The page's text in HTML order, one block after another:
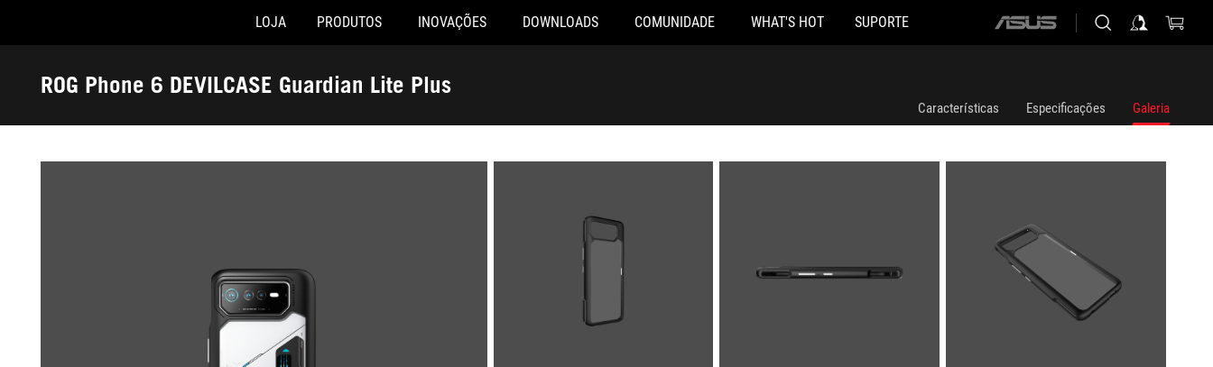
Accessibility links
LOJA PRODUTOS INOVAÇÕES DOWNLOADS COMUNIDADE WHAT'S HOT SUPORTE
ASUS
ROG Phone 6 DEVILCASE Guardian Lite Plus
Galeria
Características Especificações Galeria